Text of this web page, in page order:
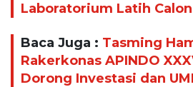
Laboratorium Latih
Baca Juga : Tasming
Rakerkonas APINDO
Dorong Investasi dan